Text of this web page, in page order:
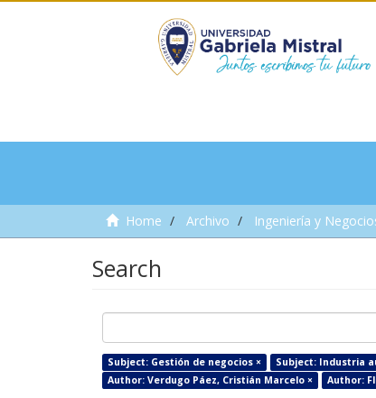
Home Archivo Ingeniería y
Search
Subject: Gestión de negocios × Subject: Industria
Author: Verdugo Páez, Cristián Marcelo ×
Author: